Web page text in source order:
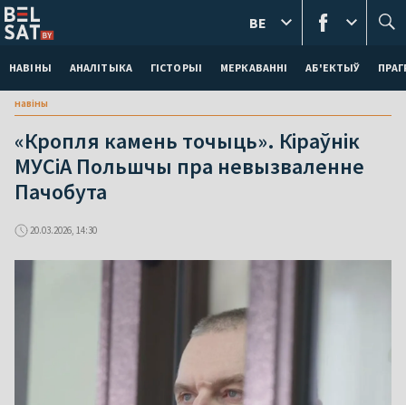
НАВІНЫ АНАЛІТЫКА ГІСТОРЫІ МЕРКАВАННI АБ'ЕКТЫЎ
BE
навіны
«Кропля камень точыць». Кіраўнік
МУСіА Польшчы пра невызваленне
Пачобута
20.03.2026, 14:30